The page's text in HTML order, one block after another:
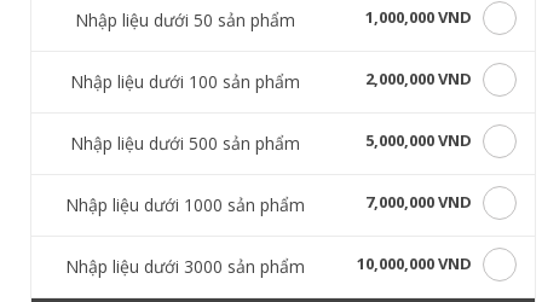
Nhập liệu dưới 50 sản phẩm 1,000,000 VND
Nhập liệu dưới 100 sản phẩm 2,000,000 VND
Nhập liệu dưới 500 sản phẩm 5,000,000 VND
Nhập liệu dưới 1000 sản phẩm 7,000,000 VND
Nhập liệu dưới 3000 sản phẩm 10,000,000 VND